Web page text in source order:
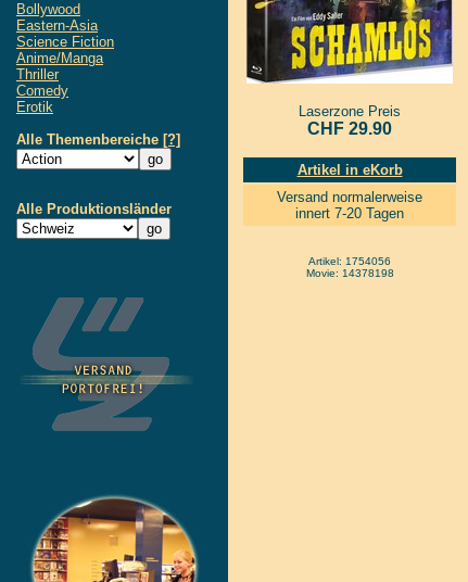
Bollywood
Eastern-Asia
Science Fiction
Anime/Manga
Thriller
Comedy
Erotik
Alle Themenbereiche [?]
Alle Produktionsländer
Laserzone Preis
CHF 29.90
Artikel in eKorb
Versand normalerweise
innert 7-20 Tagen
Artikel: 1754056
Movie: 14378198